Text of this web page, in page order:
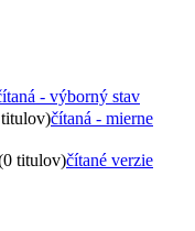
- výborný stav
titulov)čítaná - mierne
titulov)čítané verzie